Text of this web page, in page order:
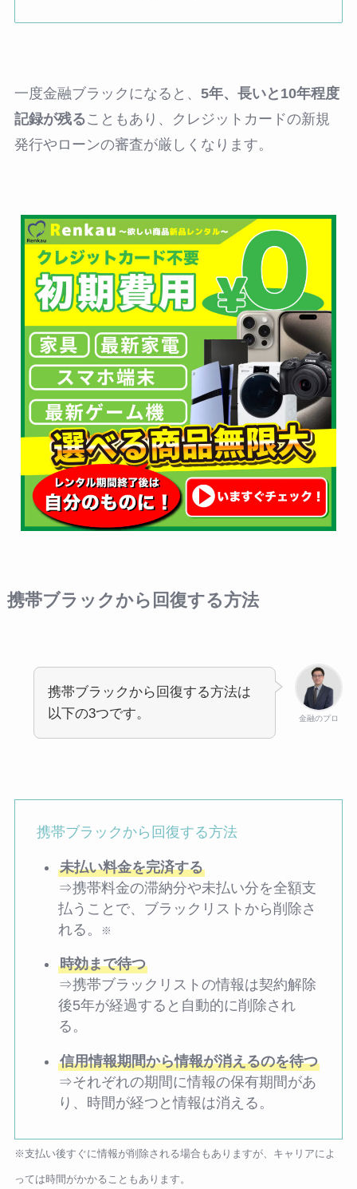
一度金融ブラックになると、 5年、長いと10年程度
記録が残ることもあり、クレジットカードの新規
発行やローンの審査が厳しくなります。
携帯ブラックから回復する方法
金融のプロ
携帯ブラックから回復する方法は
以下の3つです。
携帯ブラックから回復する方法
未払い料金を完済する
⇒携帯料金の滞納分や未払い分を全額支
払うことで、ブラックリストから削除さ
れる。
※
時効まで待つ
⇒携帯ブラックリストの情報は契約解除
後5年が経過すると自動的に削除され
る。
信用情報期間から情報が消えるのを待つ
⇒それぞれの期間に情報の保有期間があ
り、時間が経つと情報は消える。
※支払い後すぐに情報が削除される場合もありますが、キャリアによ
っては時間がかかることもあります。